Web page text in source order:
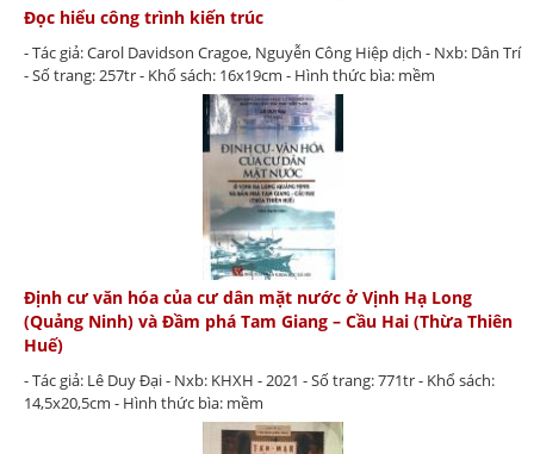
Đọc hiểu công trình kiến trúc
- Tác giả: Carol Davidson Cragoe, Nguyễn Công Hiệp dịch - Nxb: Dân Trí
- Số trang: 257tr - Khổ sách: 16x19cm - Hình thức bìa: mềm
Định cư văn hóa của cư dân mặt nước ở Vịnh Hạ Long
(Quảng Ninh) và Đầm phá Tam Giang – Cầu Hai (Thừa Thiên
Huế)
- Tác giả: Lê Duy Đại - Nxb: KHXH - 2021 - Số trang: 771tr - Khổ sách:
14,5x20,5cm - Hình thức bìa: mềm